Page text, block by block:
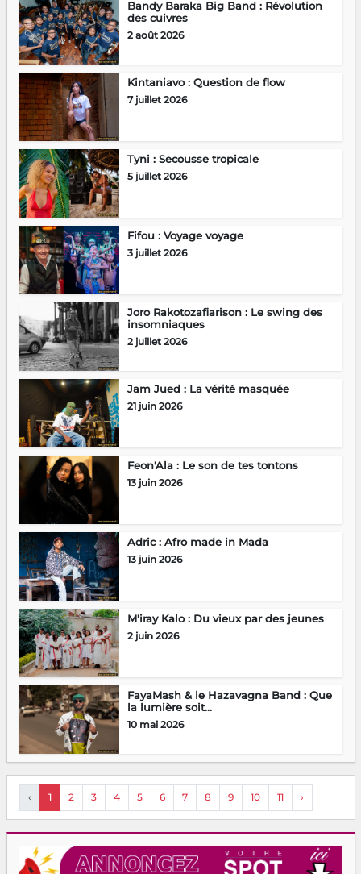
Bandy Baraka Big Band : Révolution
des cuivres
2 août 2026
Kintaniavo : Question de flow
7 juillet 2026
Tyni : Secousse tropicale
5 juillet 2026
Fifou : Voyage voyage
3 juillet 2026
Joro Rakotozafiarison : Le swing des
insomniaques
2 juillet 2026
Jam Jued : La vérité masquée
21 juin 2026
Feon'Ala : Le son de tes tontons
13 juin 2026
Adric : Afro made in Mada
13 juin 2026
M'iray Kalo : Du vieux par des jeunes
2 juin 2026
FayaMash & le Hazavagna Band : Que
la lumière soit...
10 mai 2026
‹ 1 2 3 4 5 6 7 8 9 10 11 ›